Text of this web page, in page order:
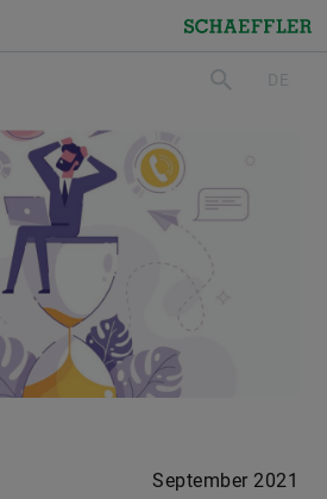
Schaeffler
suchenDE
September 2021